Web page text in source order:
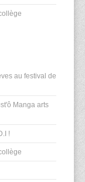
au festival de
Manga arts
!